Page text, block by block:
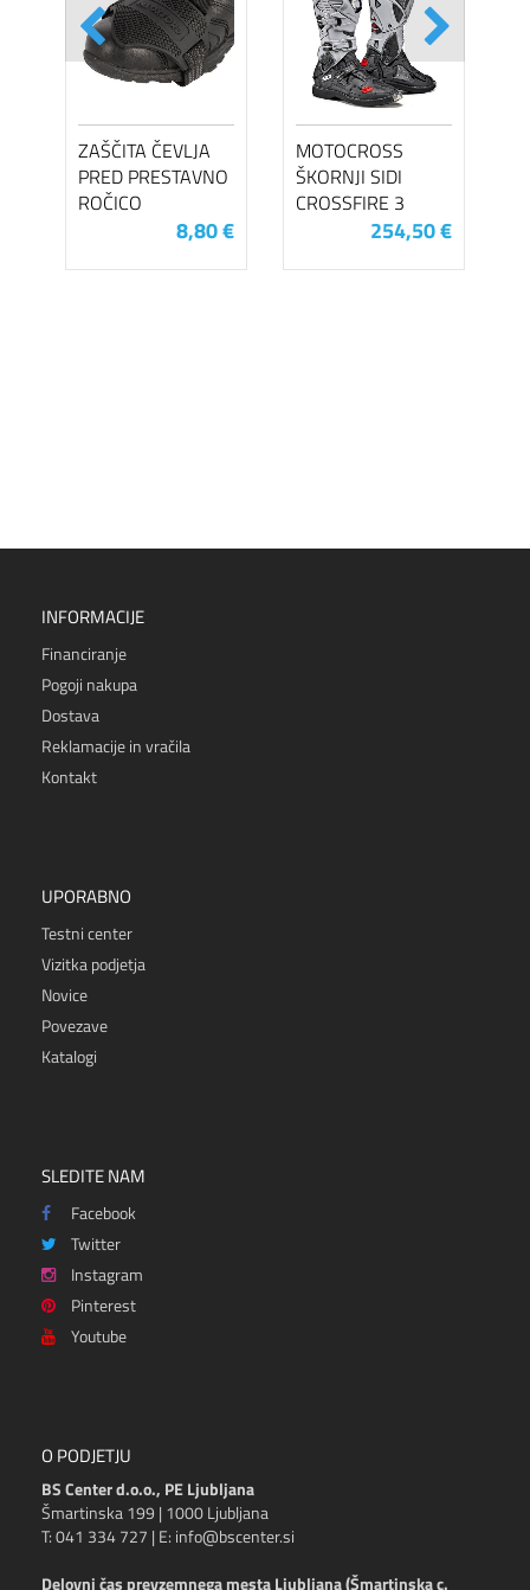
ZAŠČITA ČEVLJA
PRED PRESTAVNO
ROČICO
8,80 €
MOTOCROSS
ŠKORNJI SIDI
CROSSFIRE 3
254,50 €
INFORMACIJE
Financiranje
Pogoji nakupa
Dostava
Reklamacije in vračila
Kontakt
UPORABNO
Testni center
Vizitka podjetja
Novice
Povezave
Katalogi
SLEDITE NAM
Facebook
Twitter
Instagram
Pinterest
Youtube
O PODJETJU
BS Center d.o.o., PE Ljubljana
Šmartinska 199 | 1000 Ljubljana
T: 041 334 727 | E: info@bscenter.si
Delovni čas prevzemnega mesta Ljubljana (Šmartinska c.